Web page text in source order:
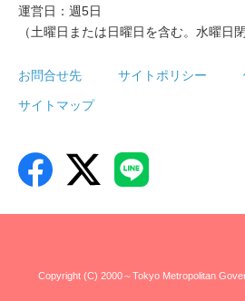
運営日：週5日
（土曜日または日曜日を含む。水曜日閉
お問合せ先 サイトポリシー
サイトマップ
Copyright (C) 2000～Tokyo Metropolitan